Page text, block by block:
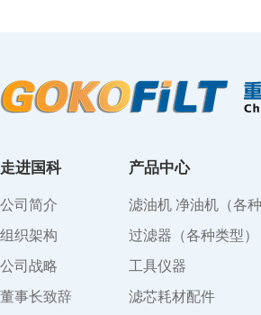
走进国科
公司简介
组织架构
公司战略
董事长致辞
产品中心
滤油机 净油机（各种
过滤器（各种类型）
工具仪器
滤芯耗材配件